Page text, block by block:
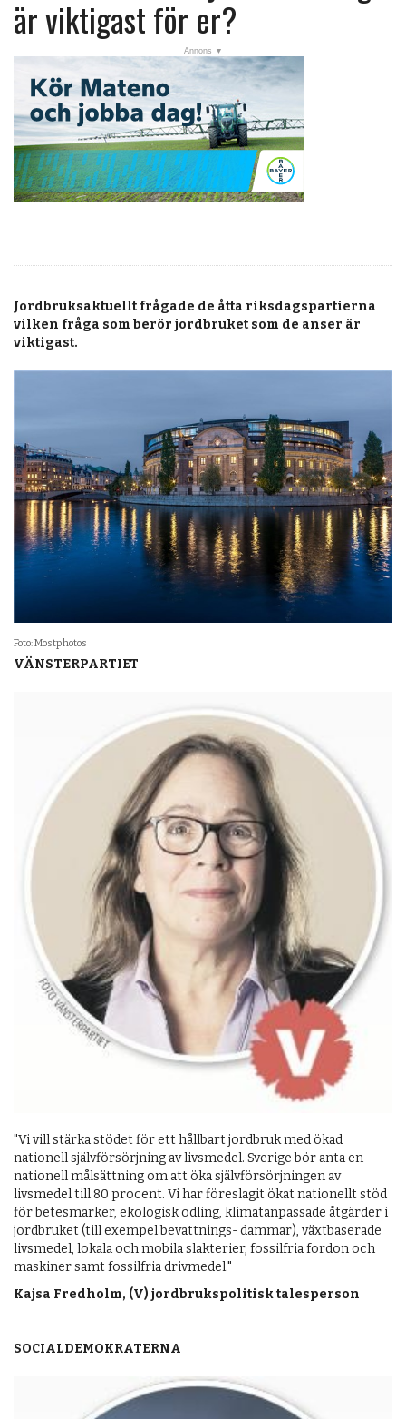
Veckans nyheter
RSS-flöde
OPINION
KALENDER
MARKNAD
ANNONSERA
PRENUMERERA
är viktigast för er?
Jordbruksaktuellt frågade de åtta riksdagspartierna
vilken fråga som berör jordbruket som de anser är
viktigast.
Foto: Mostphotos
VÄNSTERPARTIET
"Vi vill stärka stödet för ett hållbart jordbruk med ökad
nationell självförsörjning av livsmedel. Sverige bör anta en
nationell målsättning om att öka självförsörjningen av
livsmedel till 80 procent. Vi har föreslagit ökat nationellt stöd
för betesmarker, ekologisk odling, klimatanpassade åtgärder i
jordbruket (till exempel bevattnings- dammar), växtbaserade
livsmedel, lokala och mobila slakterier, fossilfria fordon och
maskiner samt fossilfria drivmedel."
Kajsa Fredholm, (V) jordbrukspolitisk talesperson
SOCIALDEMOKRATERNA